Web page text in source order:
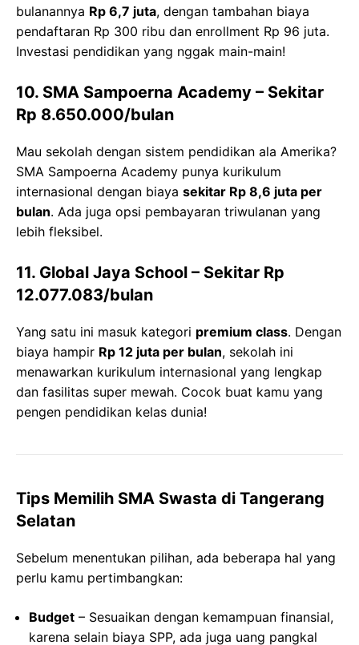
bulanannya Rp 6,7 juta, dengan tambahan biaya
pendaftaran Rp 300 ribu dan enrollment Rp 96 juta.
Investasi pendidikan yang nggak main-main!
10. SMA Sampoerna Academy – Sekitar
Rp 8.650.000/bulan
Mau sekolah dengan sistem pendidikan ala Amerika?
SMA Sampoerna Academy punya kurikulum
internasional dengan biaya sekitar Rp 8,6 juta per
bulan. Ada juga opsi pembayaran triwulanan yang
lebih fleksibel.
11. Global Jaya School – Sekitar Rp
12.077.083/bulan
Yang satu ini masuk kategori premium class. Dengan
biaya hampir Rp 12 juta per bulan, sekolah ini
menawarkan kurikulum internasional yang lengkap
dan fasilitas super mewah. Cocok buat kamu yang
pengen pendidikan kelas dunia!
Tips Memilih SMA Swasta di Tangerang
Selatan
Sebelum menentukan pilihan, ada beberapa hal yang
perlu kamu pertimbangkan:
Budget – Sesuaikan dengan kemampuan finansial,
karena selain biaya SPP, ada juga uang pangkal